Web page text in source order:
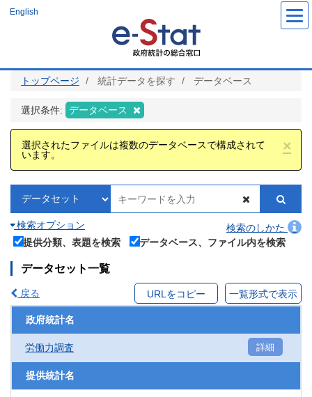
ツ
English
トップページ 統計データを探す データベース
選択条件: データベース
×
選択されたファイルは複数のデータベースで構成されて
います。
検索オプション
検索のしかた
提供分類、表題を検索
データベース、ファイル内を検索
データセット一覧
戻る URLをコピー 一覧形式で表示
政府統計名
労働力調査 詳細
提供統計名